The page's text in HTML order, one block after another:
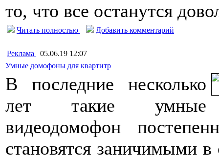
то, что все останутся
Читать полностью Добавить комментарий
Реклама
05.06.19 12:07
Умные домофоны для квартитр
В последние несколько
лет такие умные
видеодомофон
становятся заничимыми